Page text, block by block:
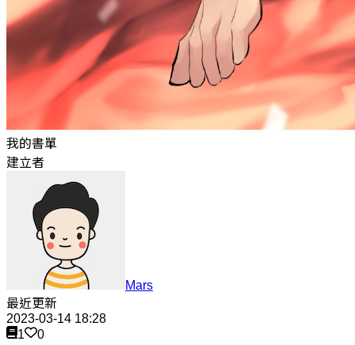
我的書單
建立者
Mars
最近更新
2023-03-14 18:28
1
0